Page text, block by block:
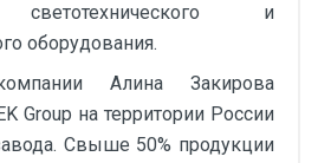
светотехнического и
оборудования.
Алина Закирова
Group на территории России
Свыше 50% продукции